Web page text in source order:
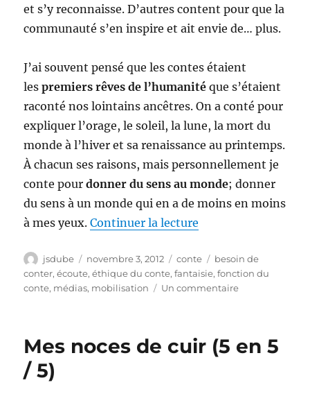
et s’y reconnaisse. D’autres content pour que la
communauté s’en inspire et ait envie de… plus.
J’ai souvent pensé que les contes étaient
lespremiers rêves de l’humanité que s’étaient
raconté nos lointains ancêtres. On a conté pour
expliquer l’orage, le soleil, la lune, la mort du
monde à l’hiver et sa renaissance au printemps.
À chacun ses raisons, mais personnellement je
conte pourdonner du sens au monde; donner
du sens à un monde qui en a de moins en moins
à mes yeux.Continuer la lecture
Auteur
jsdube
Publié
le
novembre 3, 2012 Catégories
conte Étiquettes
besoin de
conter,écoute,éthique du conte,fantaisie,fonction du
conte, médias, mobilisation Un commentairesur
(2)
Mes noces de cuir (5 en 5
/ 5)